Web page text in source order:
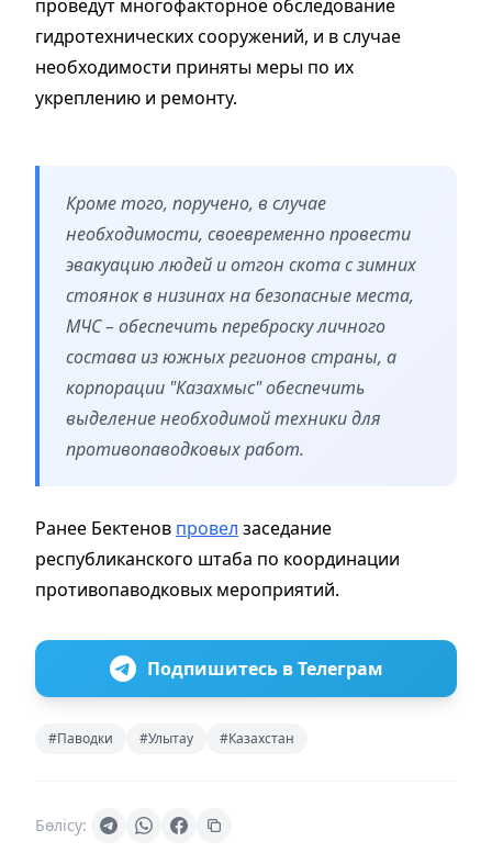
проведут многофакторное обследование
гидротехнических сооружений, и в случае
необходимости приняты меры по их
укреплению и ремонту.
Кроме того, поручено, в случае
необходимости, своевременно провести
эвакуацию людей и отгон скота с зимних
стоянок в низинах на безопасные места,
МЧС – обеспечить переброску личного
состава из южных регионов страны, а
корпорации "Казахмыс" обеспечить
выделение необходимой техники для
противопаводковых работ.
Ранее Бектенов провел заседание
республиканского штаба по координации
противопаводковых мероприятий.
Подпишитесь в Телеграм
#Паводки #Улытау #Казахстан
Бөлісу: